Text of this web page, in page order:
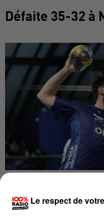
Défaite 35-32 à
UNE
Le respect de